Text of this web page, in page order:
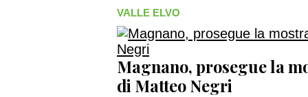
VALLE ELVO
Magnano, prosegue la
di Matteo Negri